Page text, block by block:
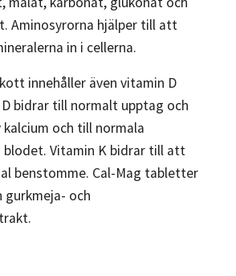
Aminosyrorna hjälper till att
in i cellerna.
innehåller även vitamin D
bidrar till normalt upptag och
och till normala
blodet. Vitamin K bidrar till att
benstomme. Cal-Mag tabletter
gurkmeja- och